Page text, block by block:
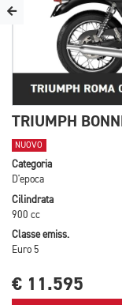
TRIUMPH
NUOVO
Categoria
D'epoca
Cilindrata
900 cc
Classe emiss.
Euro 5
€ 11.595